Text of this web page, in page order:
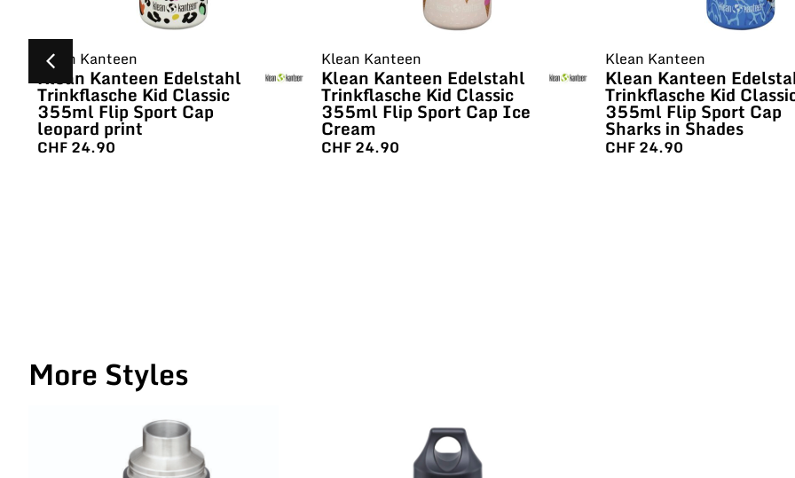
Klean Kanteen
Klean Kanteen Edelstahl
Trinkflasche Kid Classic
355ml Flip Sport Cap
leopard print
CHF24.90
Klean Kanteen
Klean Kanteen Edelstahl
Trinkflasche Kid Classic
355ml Flip Sport Cap Ice
Cream
CHF24.90
Klean Kanteen
Klean Kanteen
Trinkflasche Kid
355ml Flip Sport Cap
Sharks in Shades
CHF24.90
More Styles